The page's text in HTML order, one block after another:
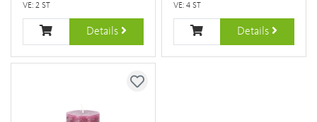
VE: 2 ST
Details
VE: 4 ST
Details